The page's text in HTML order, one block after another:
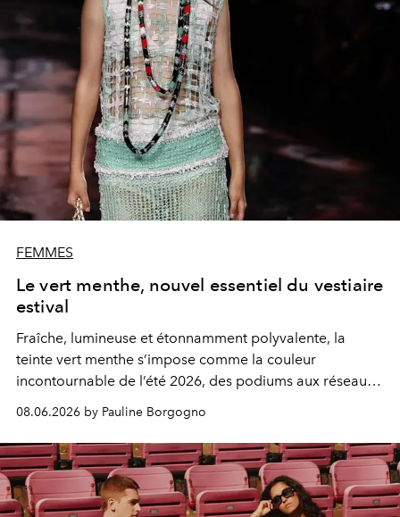
FEMMES
Le vert menthe, nouvel essentiel du vestiaire
estival
Fraîche, lumineuse et étonnamment polyvalente, la
teinte vert menthe s’impose comme la couleur
incontournable de l’été 2026, des podiums aux réseaux
08.06.2026 by Pauline Borgogno